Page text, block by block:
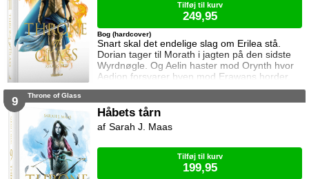
Snart skal det endelige slag om Erilea stå.
Dorian tager til Morath i jagten på den sidste
Wyrdnøgle. Og Aelin haster mod Orynth hvor
Aedion forsvarer byen mod Erawans horder.
Heldigvis er han ikke alene. Men kan deres
mod Erawans rædsler?
Bog (hardcover)
Tilføj til kurv
249,95
9 Throne of Glass
Håbets tårn
Sarah J. Maas
Tilføj til kurv
199,95